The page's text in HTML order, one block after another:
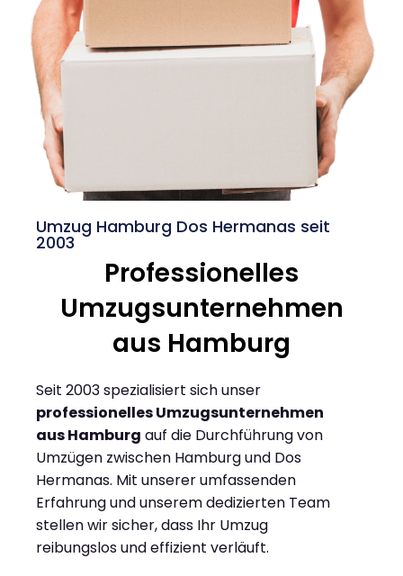
Umzug Hamburg Dos Hermanas seit
2003
Professionelles
Umzugsunternehmen
aus Hamburg
Seit 2003 spezialisiert sich unser
professionelles Umzugsunternehmen
aus Hamburg auf die Durchführung von
Umzügen zwischen Hamburg und Dos
Hermanas. Mit unserer umfassenden
Erfahrung und unserem dedizierten Team
stellen wir sicher, dass Ihr Umzug
reibungslos und effizient verläuft.